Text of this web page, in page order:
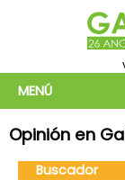
MENÚ
Opinión en
Buscador